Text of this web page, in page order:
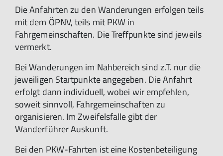
Die Anfahrten zu den Wanderungen erfolgen teils
mit dem ÖPNV, teils mit PKW in
Fahrgemeinschaften. Die Treffpunkte sind jeweils
vermerkt.
Bei Wanderungen im Nahbereich sind z.T. nur die
jeweiligen Startpunkte angegeben. Die Anfahrt
erfolgt dann individuell, wobei wir empfehlen,
soweit sinnvoll, Fahrgemeinschaften zu
organisieren. Im Zweifelsfalle gibt der
Wanderführer Auskunft.
Bei den PKW-Fahrten ist eine Kostenbeteiligung